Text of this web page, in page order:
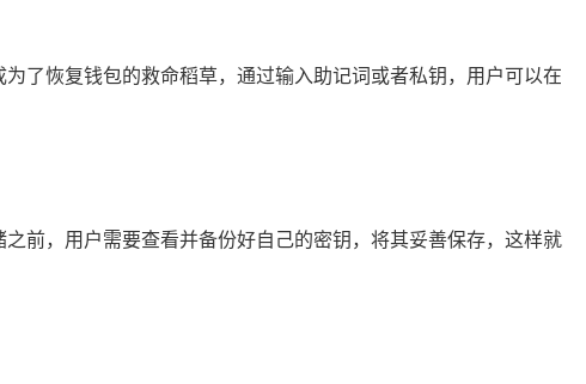
了恢复钱包的救命稻草，通过输入助记词或者私钥，用户可以在
前，用户需要查看并备份好自己的密钥，将其妥善保存，这样就